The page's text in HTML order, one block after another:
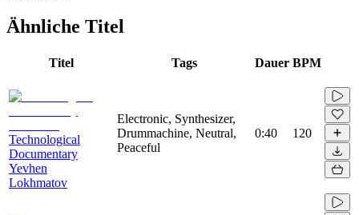
Ähnliche Titel
Titel Tags Dauer BPM
Technological
Documentary
Yevhen
Lokhmatov
Electronic, Synthesizer,
Drummachine, Neutral,
Peaceful
0:40 120